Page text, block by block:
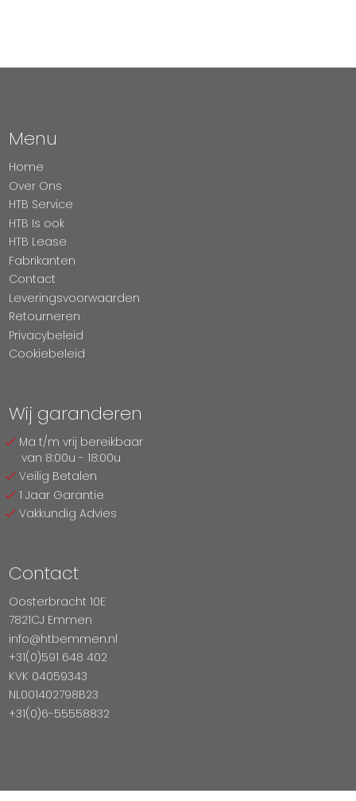
Menu
Home
Over Ons
HTB Service
HTB Is ook
HTB Lease
Fabrikanten
Contact
Leveringsvoorwaarden
Retourneren
Privacybeleid
Cookiebeleid
Wij garanderen
Ma t/m vrij bereikbaar
van 8:00u - 18:00u
Veilig Betalen
1 Jaar Garantie
Vakkundig Advies
Contact
Oosterbracht 10E
7821CJ Emmen
info@htbemmen.nl
+31(0)591 648 402
KVK 04059343
NL001402798B23
+31(0)6-55558832